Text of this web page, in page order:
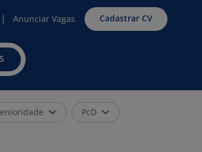
Anunciar Vagas Cadastrar CV
PcD